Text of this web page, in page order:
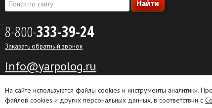
8-800-333-39-24
Заказать обратный звонок
info@yarpolog.ru
ООО «ПТК ЯрПолог»
ИНН 7604224447 КПП 760401001
На сайте используются файлы cookies и инструменты аналитики.
файлов cookies и других персональных данных, в соответствии с